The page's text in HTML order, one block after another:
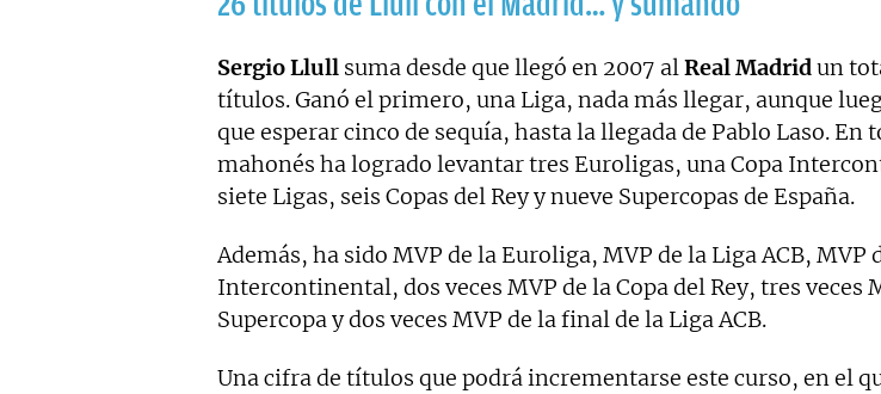
Sergio Llull suma desde que llegó en 2007 alReal Madridun
títulos. Ganó el primero, una Liga, nada más llegar, aunque
que esperar cinco de sequía, hasta la llegada de Pablo Laso. En
mahonés ha logrado levantar tres Euroligas, una Copa
siete Ligas, seis Copas del Rey y nueve Supercopas de España.
Además, ha sido MVP de la Euroliga, MVP de la Liga ACB, MVP
Intercontinental, dos veces MVP de la Copa del Rey, tres veces
Supercopa y dos veces MVP de la final de la Liga ACB.
Una cifra de títulos que podrá incrementarse este curso, en el